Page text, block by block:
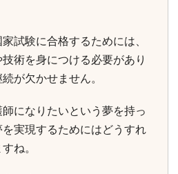
試験に合格するためには、
術を身につける必要があり
が欠かせません。
になりたいという夢を持っ
実現するためにはどうすれ
ね。